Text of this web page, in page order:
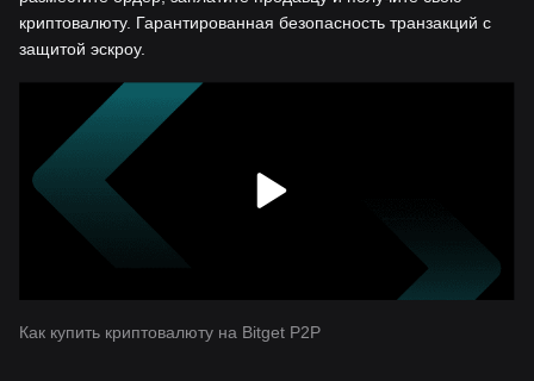
криптовалюту. Гарантированная безопасность транзакций с
защитой эскроу.
Как купить криптовалюту на Bitget P2P